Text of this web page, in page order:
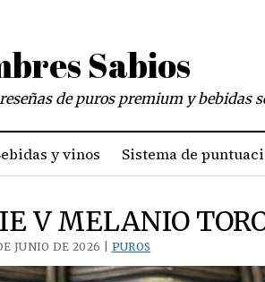
Sabios
de puros premium y bebidas
y vinos Sistema de
V MELANIO
JUNIO DE 2026 | PUROS